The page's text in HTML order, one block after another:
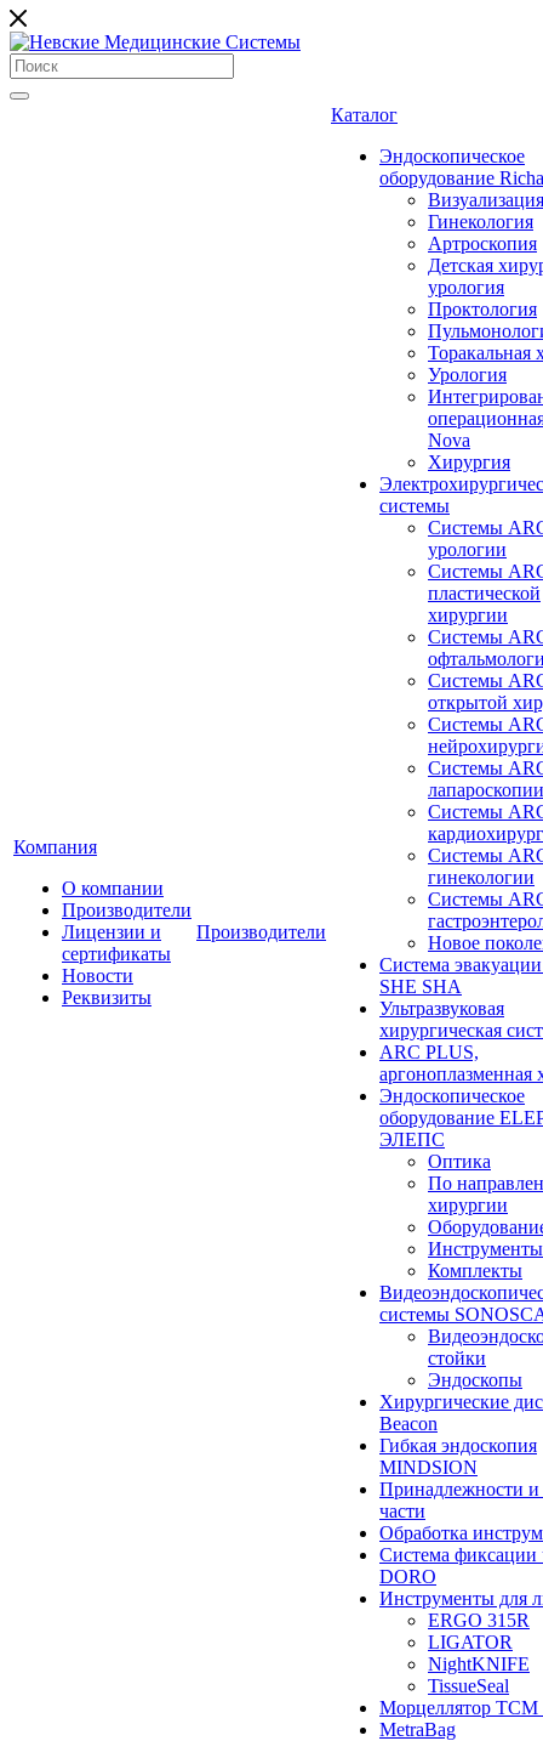
Компания
О компании
Производители
Лицензии и
сертификаты
Новости
Реквизиты
Производители
Каталог
Эндоскопическое
оборудование
Визуализация
Гинекология
Артроскопия
Детская
урология
Проктология
Торакальная
Урология
Nova
Хирургия
системы
Системы
урологии
Системы
пластической
хирургии
Системы
Системы
открытой
Системы
Системы
лапароскопии
Системы
Системы
гинекологии
Системы
Новое
Система
SHE SHA
Ультразвуковая
хирургическая
ARC PLUS,
аргоноплазменная
Эндоскопическое
оборудование
ЭЛЕПС
Оптика
По
хирургии
Инструменты
Комплекты
системы
стойки
Эндоскопы
Хирургические
Beacon
Гибкая эндоскопия
MINDSION
Принадлежности и
части
Обработка
Система фиксации
DORO
Инструменты для
ERGO 315R
LIGATOR
NightKNIFE
TissueSeal
Морцеллятор ТСМ
MetraBag